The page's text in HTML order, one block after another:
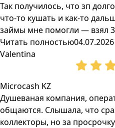
Так получилось, что зп
что-то кушать и как-то
займы мне помогли — взял
Читать полностью04.07.2026
Valentina
Microcash KZ
Душеваная компания,
общаются. Слышала, что
коллекторы, но за